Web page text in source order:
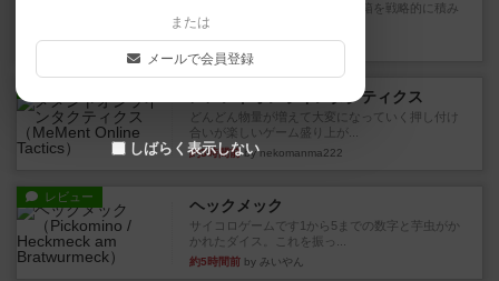
目的あなたの店先に農産物の木箱を戦略的に積み
重ねて在庫を最大化し、競合...
約3時間前by jurong
メメントオンラインタクティクス
どんどん物量が増えて大変になっていく押し付け
合いが楽しいゲーム盛り上が...
約3時間前by nekomanma222
レビュー ヘックメック
サイコロゲームです1から5までの数字と芋虫がか
かれたダイス。これを振っ...
約5時間前 by みいやん
または
メールで会員登録
しばらく表示しない